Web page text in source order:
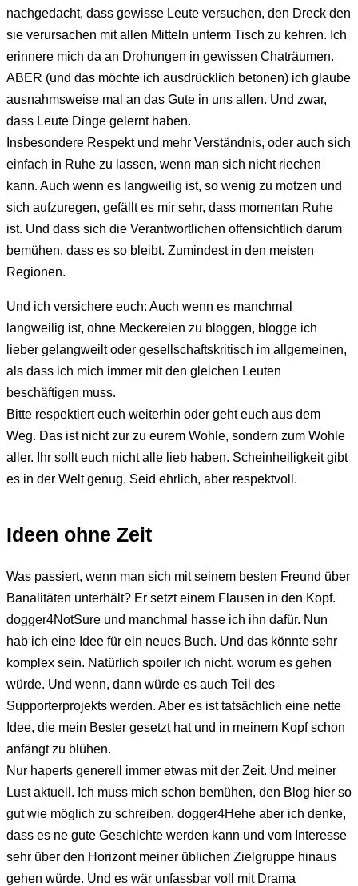
nachgedacht, dass gewisse Leute versuchen, den Dreck den
sie verursachen mit allen Mitteln unterm Tisch zu kehren. Ich
erinnere mich da an Drohungen in gewissen Chaträumen.
ABER (und das möchte ich ausdrücklich betonen) ich glaube
ausnahmsweise mal an das Gute in uns allen. Und zwar,
dass Leute Dinge gelernt haben.
Insbesondere Respekt und mehr Verständnis, oder auch sich
einfach in Ruhe zu lassen, wenn man sich nicht riechen
kann. Auch wenn es langweilig ist, so wenig zu motzen und
sich aufzuregen, gefällt es mir sehr, dass momentan Ruhe
ist. Und dass sich die Verantwortlichen offensichtlich darum
bemühen, dass es so bleibt. Zumindest in den meisten
Regionen.
Und ich versichere euch: Auch wenn es manchmal
langweilig ist, ohne Meckereien zu bloggen, blogge ich
lieber gelangweilt oder gesellschaftskritisch im allgemeinen,
als dass ich mich immer mit den gleichen Leuten
beschäftigen muss.
Bitte respektiert euch weiterhin oder geht euch aus dem
Weg. Das ist nicht zur zu eurem Wohle, sondern zum Wohle
aller. Ihr sollt euch nicht alle lieb haben. Scheinheiligkeit gibt
es in der Welt genug. Seid ehrlich, aber respektvoll.
Ideen ohne Zeit
Was passiert, wenn man sich mit seinem besten Freund über
Banalitäten unterhält? Er setzt einem Flausen in den Kopf.
dogger4NotSure und manchmal hasse ich ihn dafür. Nun
hab ich eine Idee für ein neues Buch. Und das könnte sehr
komplex sein. Natürlich spoiler ich nicht, worum es gehen
würde. Und wenn, dann würde es auch Teil des
Supporterprojekts werden. Aber es ist tatsächlich eine nette
Idee, die mein Bester gesetzt hat und in meinem Kopf schon
anfängt zu blühen.
Nur haperts generell immer etwas mit der Zeit. Und meiner
Lust aktuell. Ich muss mich schon bemühen, den Blog hier so
gut wie möglich zu schreiben. dogger4Hehe aber ich denke,
dass es ne gute Geschichte werden kann und vom Interesse
sehr über den Horizont meiner üblichen Zielgruppe hinaus
gehen würde. Und es wär unfassbar voll mit Drama